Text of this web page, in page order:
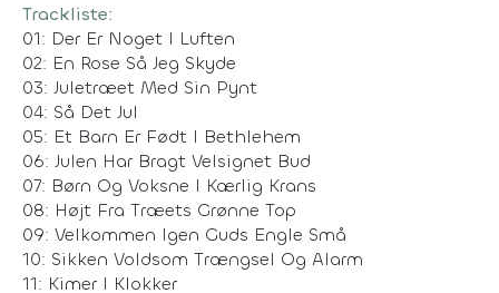
Trackliste:
01: Der Er Noget I Luften
02: En Rose Så Jeg Skyde
03: Juletræet Med Sin Pynt
04: Så Det Jul
05: Et Barn Er Født I Bethlehem
06: Julen Har Bragt Velsignet Bud
07: Børn Og Voksne I Kærlig Krans
08: Højt Fra Træets Grønne Top
09: Velkommen Igen Guds Engle Små
10: Sikken Voldsom Trængsel Og Alarm
11: Kimer I Klokker